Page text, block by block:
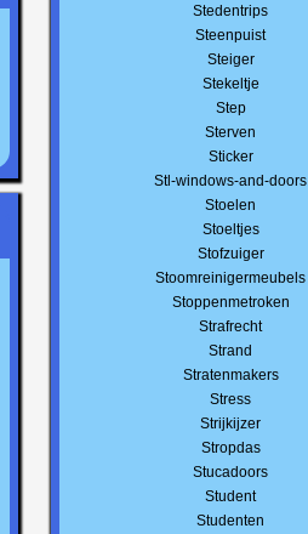
Stedentrips
Steenpuist
Steiger
Stekeltje
Step
Sterven
Sticker
Stl-windows-and-doors
Stoelen
Stoeltjes
Stofzuiger
Stoomreinigermeubels
Stoppenmetroken
Strafrecht
Strand
Stratenmakers
Stress
Strijkijzer
Stropdas
Stucadoors
Student
Studenten